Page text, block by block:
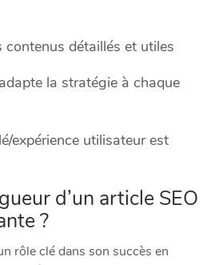
contenus détaillés et utiles
la stratégie à chaque
expérience utilisateur est
d’un article SEO
?
rôle clé dans son succès en